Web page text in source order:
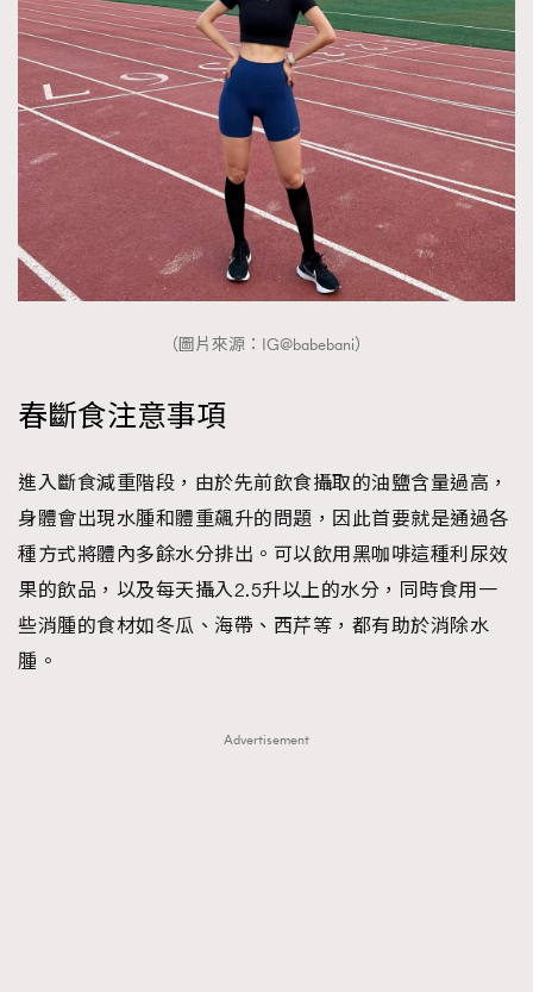
（圖片來源：IG@babebani）
春斷食注意事項
進入斷食減重階段，由於先前飲食攝取的油鹽含量過高，
身體會出現水腫和體重飆升的問題，因此首要就是通過各
種方式將體內多餘水分排出。可以飲用黑咖啡這種利尿效
果的飲品，以及每天攝入2.5升以上的水分，同時食用一
些消腫的食材如冬瓜、海帶、西芹等，都有助於消除水
腫。
Advertisement